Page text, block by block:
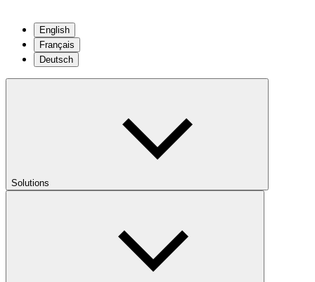
English
Français
Deutsch
Solutions